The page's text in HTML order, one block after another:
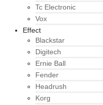
Tc Electronic
Vox
Effect
Blackstar
Digitech
Ernie Ball
Fender
Headrush
Korg